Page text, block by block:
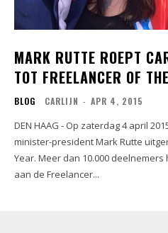
MARK RUTTE ROEPT
TOT FREELANCER OF
BLOG CARLIJN - APR 4, 2015
DEN HAAG - Op zaterdag 4 april
minister-president Mark Rutte
Year. Meer dan 10.000 deelnemers hebben er dit jaar meegedaan
aan de Freelancer...